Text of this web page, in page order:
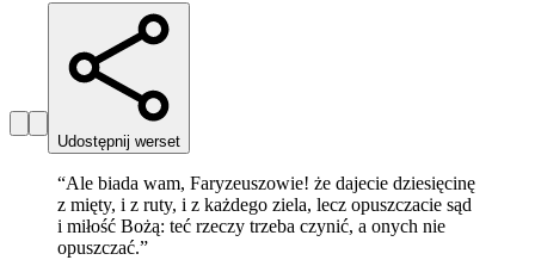
Udostępnij werset
“Ale biada wam, Faryzeuszowie! że dajecie dziesięcinę
z mięty, i z ruty, i z każdego ziela, lecz opuszczacie sąd
i miłość Bożą: teć rzeczy trzeba czynić, a onych nie
opuszczać.”